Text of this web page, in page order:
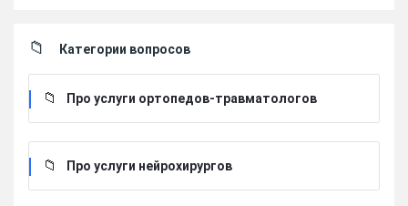
Категории вопросов
Про услуги ортопедов-травматологов
Про услуги нейрохирургов